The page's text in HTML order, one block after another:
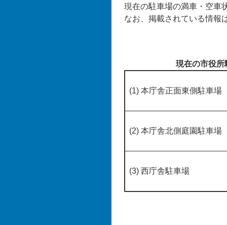
現在の駐車場の満車・空車
なお、掲載されている情報
現在の市役所
(1) 本庁舎正面東側駐車場
(2) 本庁舎北側庭園駐車場
(3) 西庁舎駐車場